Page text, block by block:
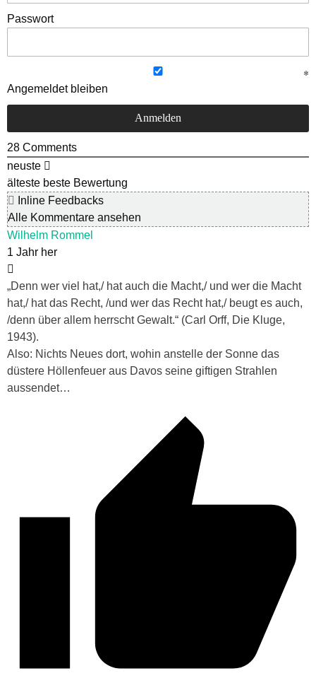
Passwort
Angemeldet bleiben
28 Comments
neuste
älteste beste Bewertung
Inline Feedbacks
Alle Kommentare ansehen
Wilhelm Rommel
1 Jahr her
„Denn wer viel hat,/ hat auch die Macht,/ und wer die Macht
hat,/ hat das Recht, /und wer das Recht hat,/ beugt es auch,
/denn über allem herrscht Gewalt.“ (Carl Orff, Die Kluge,
1943).
Also: Nichts Neues dort, wohin anstelle der Sonne das
düstere Höllenfeuer aus Davos seine giftigen Strahlen
aussendet…